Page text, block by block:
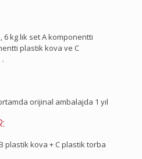
kg lık set A komponentti
plastik kova ve C
orijinal ambalajda 1 yıl
plastik kova + C plastik torba